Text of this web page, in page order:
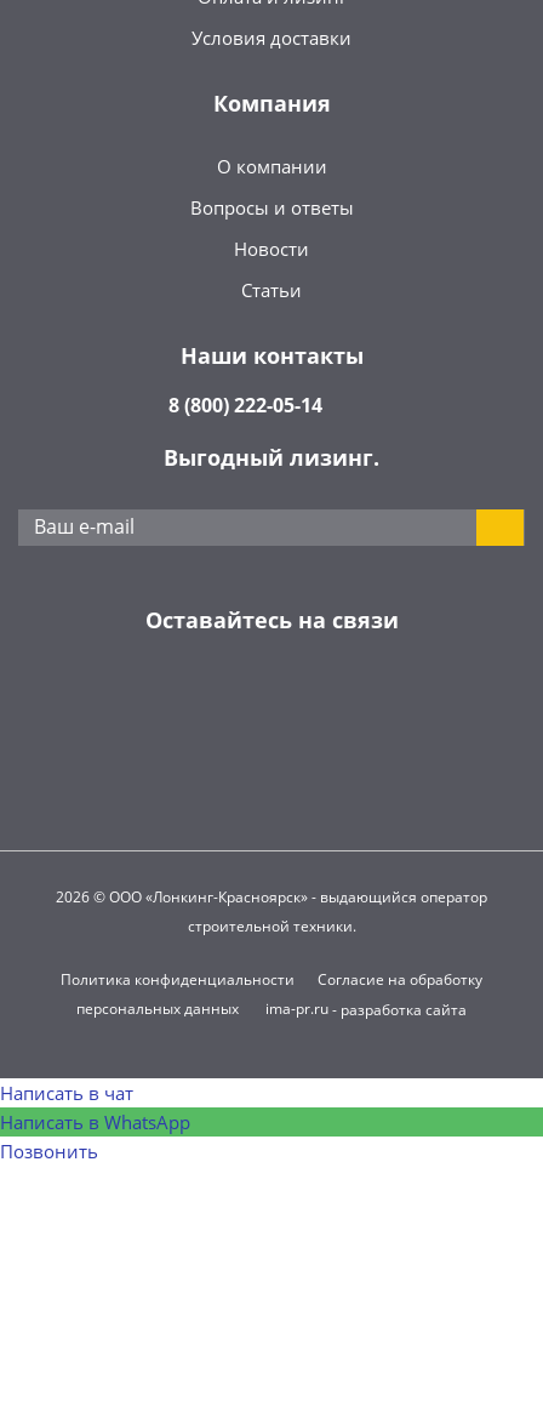
Условия доставки
Компания
О компании
Вопросы и ответы
Новости
Статьи
Наши контакты
8 (800) 222-05-14
Выгодный лизинг.
Оставайтесь на связи
2026 © ООО «Лонкинг-Красноярск» - выдающийся оператор
строительной техники.
Политика конфиденциальности
Согласие на обработку
персональных данных
ima-pr.ru- разработка сайта
Написать в чат
Написать в WhatsApp
Позвонить